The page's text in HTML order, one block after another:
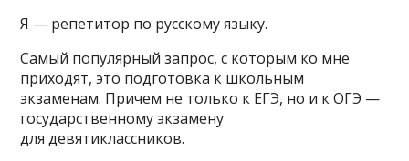
Я — репетитор по русскому языку.
Самый популярный запрос, с которым ко мне
приходят, это подготовка к школьным
экзаменам. Причем не только к ЕГЭ, но и к ОГЭ —
государственному экзамену
для девятиклассников.